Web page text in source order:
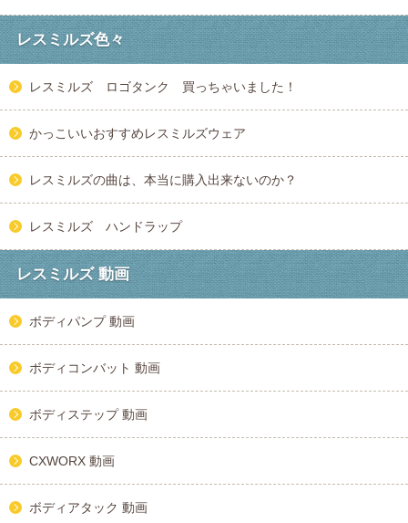
レスミルズ色々
レスミルズ ロゴタンク 買っちゃいました！
かっこいいおすすめレスミルズウェア
レスミルズの曲は、本当に購入出来ないのか？
レスミルズ ハンドラップ
レスミルズ 動画
ボディパンプ 動画
ボディコンバット 動画
ボディステップ 動画
CXWORX 動画
ボディアタック 動画